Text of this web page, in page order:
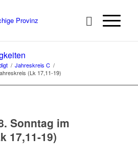
/ Jahreskreis C /
(Lk 17,11-19)
Sonntag im
17,11-19)